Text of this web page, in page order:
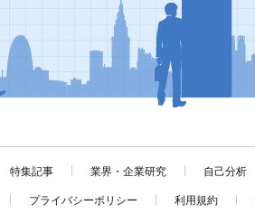
特集記事 業界・企業研究 自己分析
プライバシーポリシー 利用規約